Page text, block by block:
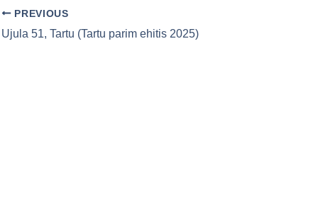
PREVIOUS
Ujula 51, Tartu (Tartu parim ehitis 2025)